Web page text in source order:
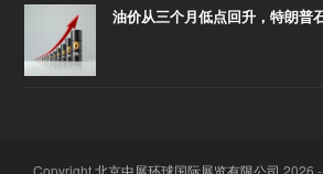
油价从三个月低点回升，特朗普
Copyright北京中展环球国际展览有限公司 2026